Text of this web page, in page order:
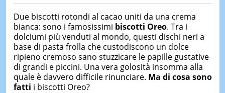
e Google Digital Training su Marketing digitale. Si
occupa della creazione di contenuti in ottica SEO e
dello sviluppo di strategie marketing attraverso
canali digitali.
Due biscotti rotondi al cacao uniti da una crema
bianca: sono i famosissimi biscotti Oreo. Tra i
dolciumi più venduti al mondo, questi dischi neri a
base di pasta frolla che custodiscono un dolce
ripieno cremoso sano stuzzicare le papille gustative
di grandi e piccini. Una vera golosità insomma alla
quale è davvero difficile rinunciare. Ma di cosa sono
fatti i biscotti Oreo?